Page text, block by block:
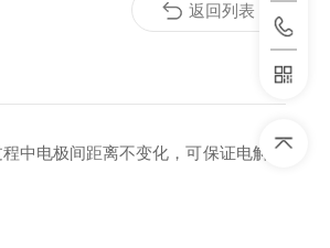
中电极间距离不变化，可保证电解操
返回列表